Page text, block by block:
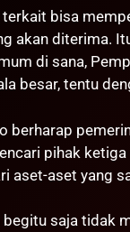
terkait bisa
akan diterima.
di sana,
besar, tentu
berharap
pihak
aset-aset yang
begitu saja tidak